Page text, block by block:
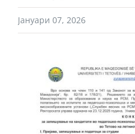
Јануари 07, 2026